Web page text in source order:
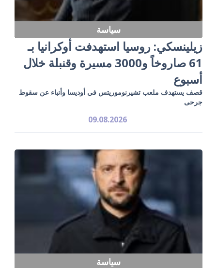
سياسة
زيلينسكي: روسيا استهدفت أوكرانيا بـ
61 صاروخاً و3000 مسيرة وقنبلة خلال
أسبوع
قصف يستهدف ملعب تشيرنوموريتس في أوديسا وأنباء عن سقوط
جرحى
09.08.2026
سياسة